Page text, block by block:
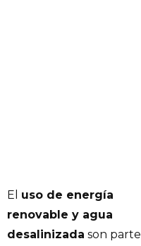
El uso de energía
renovable y agua
desalinizada son parte